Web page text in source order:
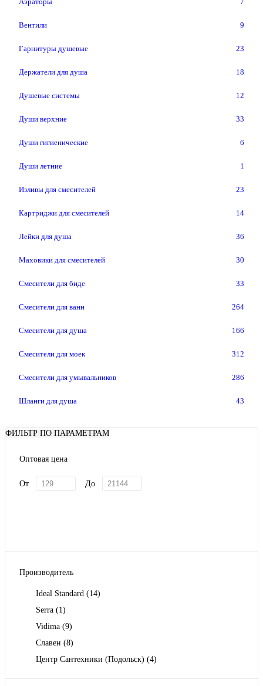
Вентили 9
Гарнитуры душевые 23
Держатели для душа 18
Душевые системы 12
Души верхние 33
Души гигиенические 6
Души летние 1
Изливы для смесителей 23
Картриджи для смесителей 14
Лейки для душа 36
Маховики для смесителей 30
Смесители для биде 33
Смесители для ванн 264
Смесители для душа 166
Смесители для моек 312
Смесители для умывальников 286
Шланги для душа 43
ФИЛЬТР ПО ПАРАМЕТРАМ
Оптовая цена
От До
Производитель
Ideal Standard (14)
Serra (1)
Vidima (9)
Славен (8)
Центр Сантехники (Подольск) (4)